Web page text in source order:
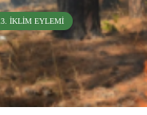
İKLIM EYLEMI